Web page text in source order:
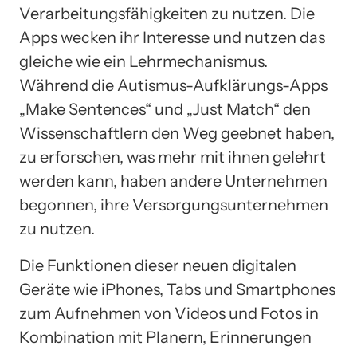
Verarbeitungsfähigkeiten zu nutzen. Die
Apps wecken ihr Interesse und nutzen das
gleiche wie ein Lehrmechanismus.
Während die Autismus-Aufklärungs-Apps
„Make Sentences“ und „Just Match“ den
Wissenschaftlern den Weg geebnet haben,
zu erforschen, was mehr mit ihnen gelehrt
werden kann, haben andere Unternehmen
begonnen, ihre Versorgungsunternehmen
zu nutzen.
Die Funktionen dieser neuen digitalen
Geräte wie iPhones, Tabs und Smartphones
zum Aufnehmen von Videos und Fotos in
Kombination mit Planern, Erinnerungen